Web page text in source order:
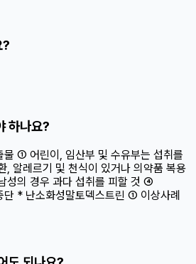
?
하나요?
물 ① 어린이, 임산부 및 수유부는 섭취를
, 알레르기 및 천식이 있거나 의약품 복용
성의 경우 과다 섭취를 피할 것 ④
단 * 난소화성말토덱스트린 ① 이상사례